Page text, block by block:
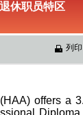
休职员特区
列印